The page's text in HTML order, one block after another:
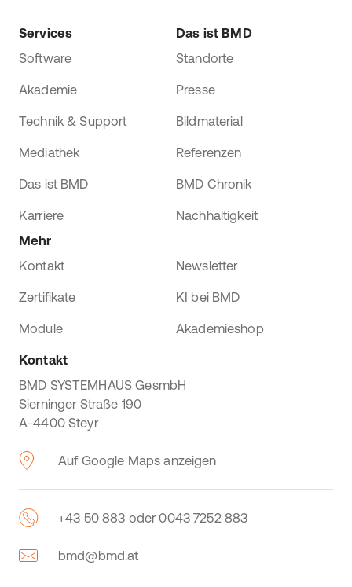
Services
Software
Akademie
Technik & Support
Mediathek
Das ist BMD
Karriere
Das ist BMD
Standorte
Presse
Bildmaterial
Referenzen
BMD Chronik
Nachhaltigkeit
Mehr
Kontakt
Newsletter
Zertifikate KI bei BMD
Module Akademieshop
Kontakt
BMD SYSTEMHAUS GesmbH
Sierninger Straße 190
A-4400 Steyr
Auf Google Maps anzeigen
+43 50 883 oder 0043 7252 883
bmd@bmd.at